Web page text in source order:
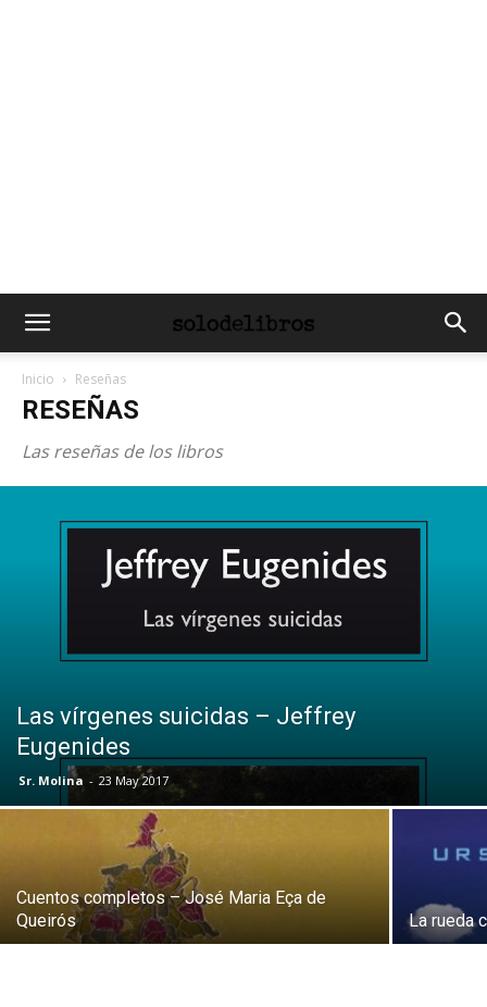
Inicio Reseñas
RESEÑAS
Las reseñas de los libros
Las vírgenes suicidas – Jeffrey
Eugenides
Sr. Molina - 23 May 2017
Cuentos completos – José Maria Eça de
Queirós
La rueda